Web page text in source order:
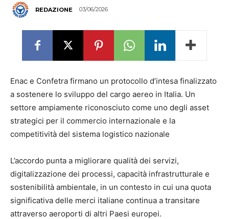
REDAZIONE 03/06/2026
Enac e Confetra firmano un protocollo d’intesa finalizzato
a sostenere lo sviluppo del cargo aereo in Italia. Un
settore ampiamente riconosciuto come uno degli asset
strategici per il commercio internazionale e la
competitività del sistema logistico nazionale
L’accordo punta a migliorare qualità dei servizi,
digitalizzazione dei processi, capacità infrastrutturale e
sostenibilità ambientale, in un contesto in cui una quota
significativa delle merci italiane continua a transitare
attraverso aeroporti di altri Paesi europei.